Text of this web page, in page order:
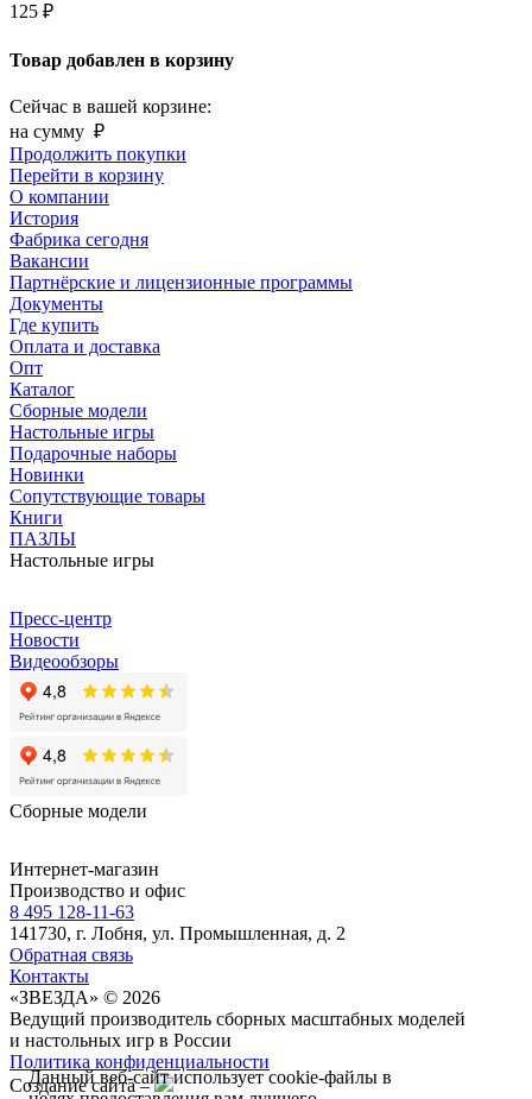
125 ₽
Товар добавлен в корзину
Сейчас в вашей корзине:
на сумму ₽
Продолжить покупки
Перейти в корзину
О компании
История
Фабрика сегодня
Вакансии
Партнёрские и лицензионные программы
Документы
Где купить
Оплата и доставка
Опт
Каталог
Сборные модели
Настольные игры
Подарочные наборы
Новинки
Сопутствующие товары
Книги
ПАЗЛЫ
Настольные игры
Пресс-центр
Новости
Видеообзоры
Сборные модели
Интернет-магазин
Производство и офис
8 495 128-11-63
141730, г. Лобня, ул. Промышленная, д. 2
Обратная связь
Контакты
«ЗВЕЗДА» © 2026
Ведущий производитель сборных масштабных моделей
и настольных игр в России
Политика конфиденциальности
Создание сайта –
Данный веб-сайт использует cookie-файлы в